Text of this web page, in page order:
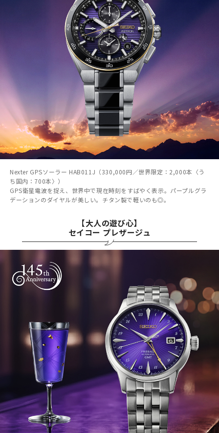
Nexter GPSソーラー HAB011J（330,000円／世界限定：2,000本〈う
ち国内：700本〉）
GPS衛星電波を捉え、世界中で現在時刻をすばやく表示。パープルグラ
デーションのダイヤルが美しい。チタン製で軽いのも◎。
【大人の遊び心】
セイコー プレザージュ